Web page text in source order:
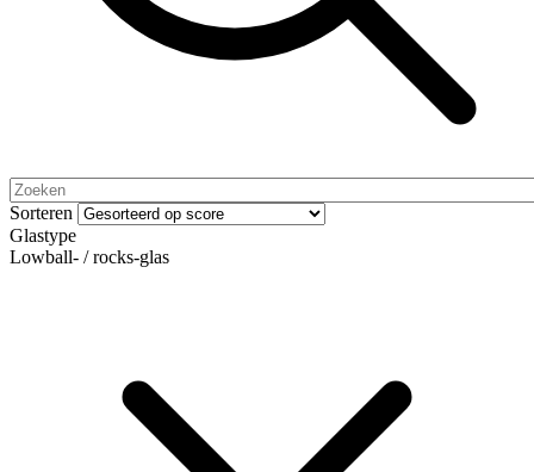
Sorteren
Glastype
Lowball- / rocks-glas